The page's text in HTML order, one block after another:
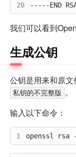
20
我们可以看到
生成公钥
公钥是用来和原
私钥的不完整版 。
输入以下命令：
1